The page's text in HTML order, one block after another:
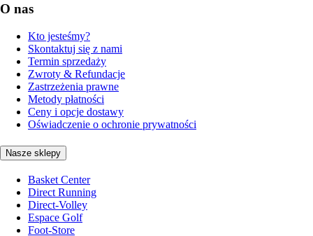
O nas
Kto jesteśmy?
Skontaktuj się z nami
Termin sprzedaży
Zwroty & Refundacje
Zastrzeżenia prawne
Metody płatności
Ceny i opcje dostawy
Oświadczenie o ochronie prywatności
Nasze sklepy
Basket Center
Direct Running
Direct-Volley
Espace Golf
Foot-Store